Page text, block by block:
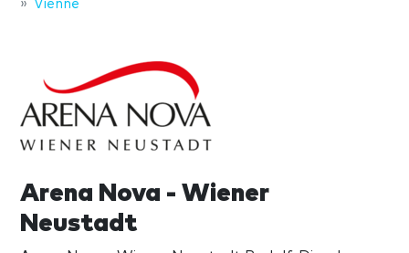
Vienne
Arena Nova - Wiener
Neustadt